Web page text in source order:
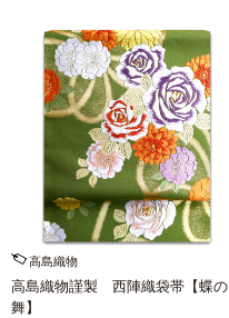
高島織物
高島織物謹製 西陣織袋帯【蝶の
舞】